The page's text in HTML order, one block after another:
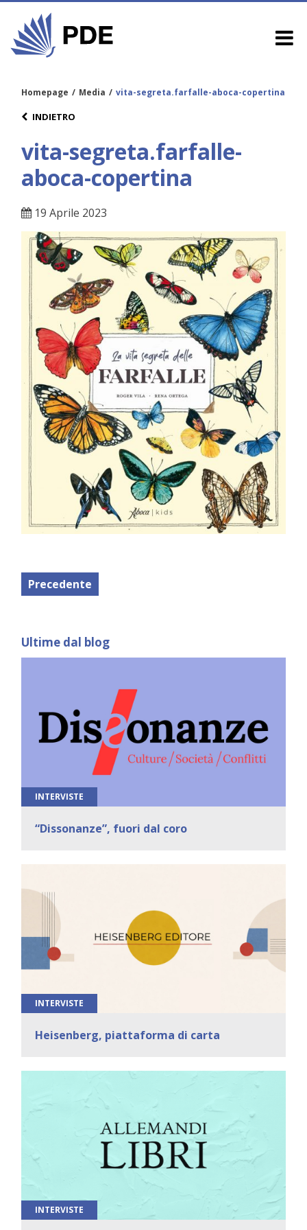
Homepage / Media / vita-segreta.farfalle-aboca-copertina
INDIETRO
vita-segreta.farfalle-
aboca-copertina
19 Aprile 2023
Precedente
Ultime dal blog
INTERVISTE
“Dissonanze”, fuori dal coro
INTERVISTE
Heisenberg, piattaforma di carta
INTERVISTE